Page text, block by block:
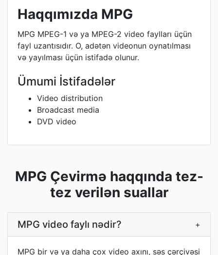
Haqqımızda MPG
MPG MPEG-1 və ya MPEG-2 video faylları üçün
fayl uzantısıdır. O, adətən videonun oynatılması
və yayılması üçün istifadə olunur.
Ümumi İstifadələr
Video distribution
Broadcast media
DVD video
MPG Çevirmə haqqında tez-
tez verilən suallar
MPG video faylı nədir? +
MPG bir və ya daha çox video axını, səs çərçivəsi